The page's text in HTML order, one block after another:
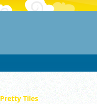
Pretty Tiles